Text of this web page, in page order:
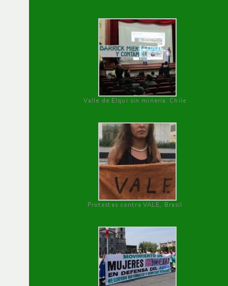
Valle de Elqui sin minería. Chile
Protestas contra VALE, Brasil